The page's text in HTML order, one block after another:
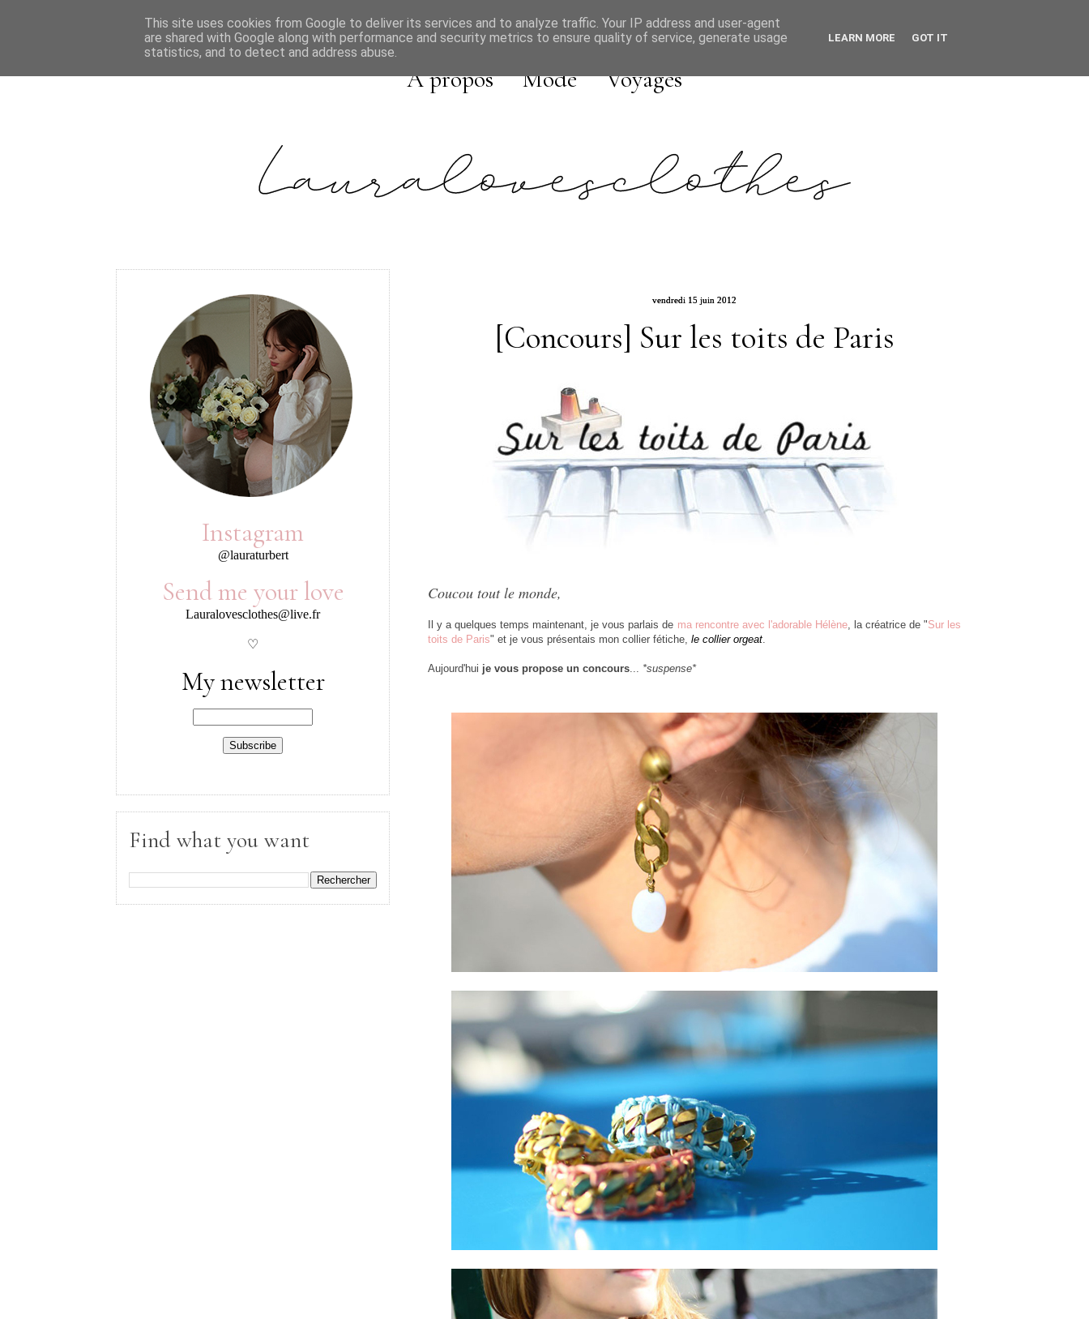
A propos Mode Voyages
vendredi 15 juin 2012
[Concours] Sur les toits de Paris
Coucou tout le monde,
Il y a quelques temps maintenant, je vous parlais de ma rencontre avec l'adorable Hélène, la créatrice de "Sur les
toits de Paris" et je vous présentais mon collier fétiche, le collier orgeat.
Aujourd'hui je vous propose un concours... *suspense*
Instagram
@lauraturbert
Send me your love
Lauralovesclothes@live.fr
♡
My newsletter
Find what you want
This site uses cookies from Google to deliver its services and to analyze traffic. Your IP address and user-agent
are shared with Google along with performance and security metrics to ensure quality of service, generate usage
statistics, and to detect and address abuse.
LEARN MORE GOT IT